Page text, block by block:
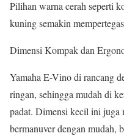
Pilihan warna cerah seperti
kuning semakin
Dimensi Kompak dan
Yamaha E-Vino di rancang
ringan, sehingga mudah di
padat. Dimensi kecil ini juga
bermanuver dengan mudah,